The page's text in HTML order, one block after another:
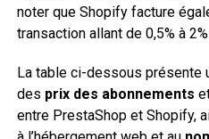
noter que Shopify facture
transaction allant de 0,5% à
La table ci-dessous présente
des prix des abonnements
entre PrestaShop et Shopify,